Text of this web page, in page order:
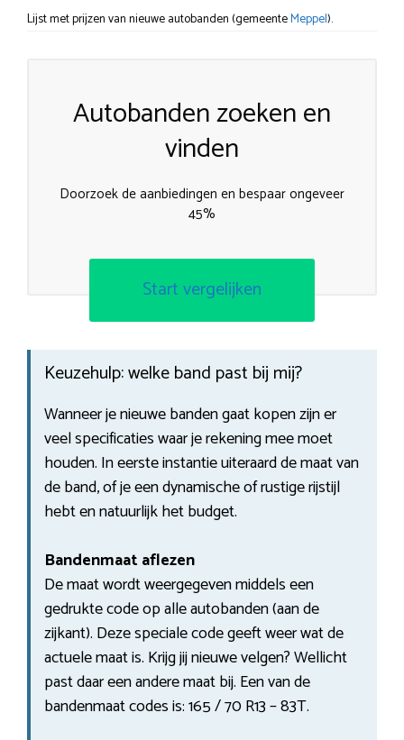
Lijst met prijzen van nieuwe autobanden (gemeenteMeppel).
Autobanden zoeken en
vinden
Doorzoek de aanbiedingen en bespaar ongeveer
45%
Start vergelijken
Keuzehulp: welke band past bij mij?
Wanneer je nieuwe banden gaat kopen zijn er
veel specificaties waar je rekening mee moet
houden. In eerste instantie uiteraard de maat van
de band, of je een dynamische of rustige rijstijl
hebt en natuurlijk het budget.
Bandenmaat aflezen
De maat wordt weergegeven middels een
gedrukte code op alle autobanden (aan de
zijkant). Deze speciale code geeft weer wat de
actuele maat is. Krijg jij nieuwe velgen? Wellicht
past daar een andere maat bij. Een van de
bandenmaat codes is: 165 / 70 R13 – 83T.